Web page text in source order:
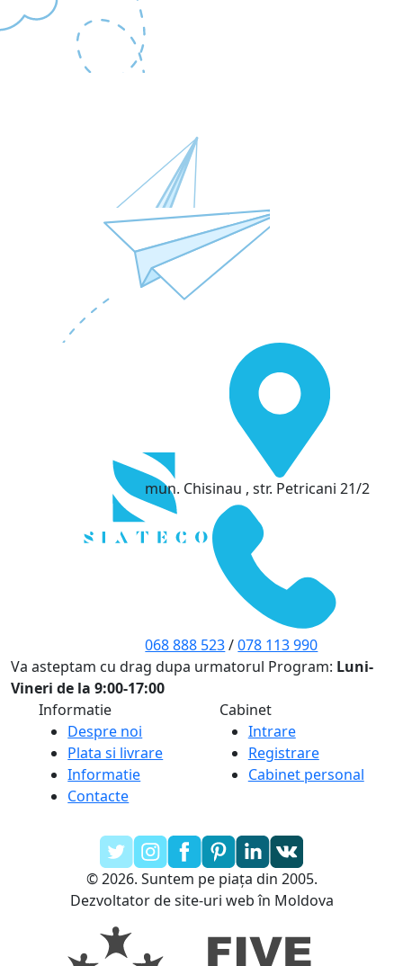
mun. Chisinau , str. Petricani 21/2
068 888 523/078 113 990
Va asteptam cu drag dupa urmatorul Program: Luni-
Vineri de la 9:00-17:00
Informatie
Despre noi
Plata si livrare
Informatie
Contacte
Cabinet
Intrare
Registrare
Cabinet personal
© 2026. Suntem pe piața din 2005.
Dezvoltator de site-uri web în Moldova